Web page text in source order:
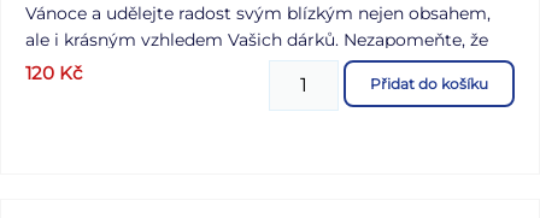
Vánoce a udělejte radost svým blízkým nejen obsahem,
ale i krásným vzhledem Vašich dárků. Nezapomeňte, že
krásně zabalený dárek přináší ještě větší radost. U nás
najdete vše, co potřebujete pro dokonalé zabalení dárků -
120 Kč Přidat do košíku